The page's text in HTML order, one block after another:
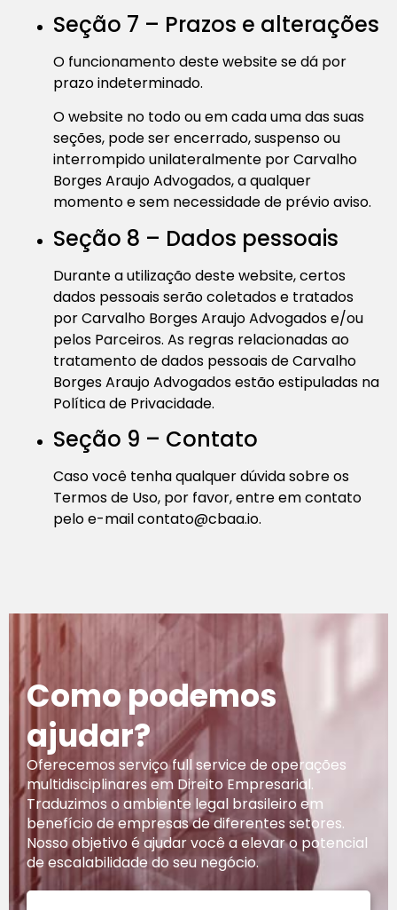
Seção 7 – Prazos e alterações
O funcionamento deste website se dá por
prazo indeterminado.
O website no todo ou em cada uma das suas
seções, pode ser encerrado, suspenso ou
interrompido unilateralmente por Carvalho
Borges Araujo Advogados, a qualquer
momento e sem necessidade de prévio aviso.
Seção 8 – Dados pessoais
Durante a utilização deste website, certos
dados pessoais serão coletados e tratados
por Carvalho Borges Araujo Advogados e/ou
pelos Parceiros. As regras relacionadas ao
tratamento de dados pessoais de Carvalho
Borges Araujo Advogados estão estipuladas na
Política de Privacidade.
Seção 9 – Contato
Caso você tenha qualquer dúvida sobre os
Termos de Uso, por favor, entre em contato
pelo e-mailcontato@cbaa.io.
Como podemos
ajudar?
Oferecemos serviço full service de operações
multidisciplinares em Direito Empresarial.
Traduzimos o ambiente legal brasileiro em
benefício de empresas de diferentes setores.
Nosso objetivo é ajudar você a elevar o potencial
de escalabilidade do seu negócio.